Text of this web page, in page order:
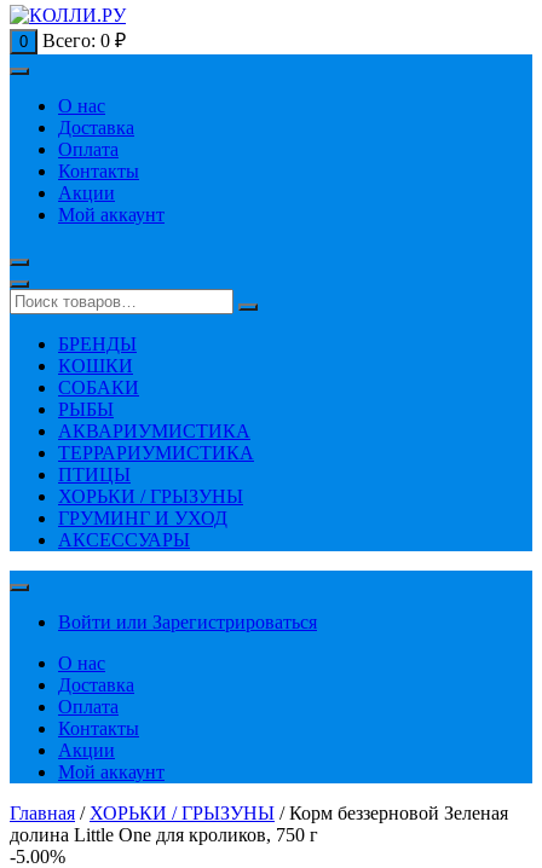
0 Всего: 0 ₽
О нас
Доставка
Оплата
Контакты
Акции
Мой аккаунт
БРЕНДЫ
КОШКИ
СОБАКИ
РЫБЫ
АКВАРИУМИСТИКА
ТЕРРАРИУМИСТИКА
ПТИЦЫ
ХОРЬКИ / ГРЫЗУНЫ
ГРУМИНГ И УХОД
АКСЕССУАРЫ
Войти или Зарегистрироваться
О нас
Доставка
Оплата
Контакты
Акции
Мой аккаунт
Главная / ХОРЬКИ / ГРЫЗУНЫ / Корм беззерновой Зеленая
долина Little One для кроликов, 750 г
-5.00%